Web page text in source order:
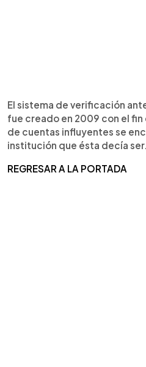
El sistema de verificación
fue creado en 2009 con el
de cuentas influyentes se
institución que ésta decía ser.
REGRESAR A LA PORTADA